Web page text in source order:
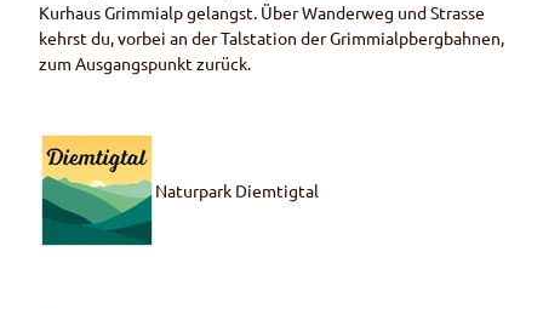
Kurhaus Grimmialp gelangst. Über Wanderweg und Strasse
kehrst du, vorbei an der Talstation der Grimmialpbergbahnen,
zum Ausgangspunkt zurück.
Naturpark Diemtigtal